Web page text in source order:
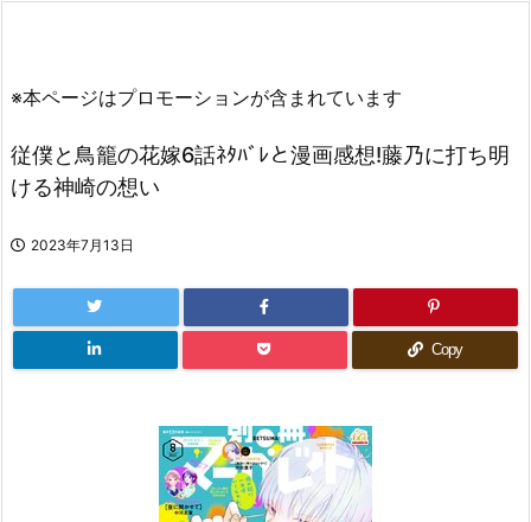
※本ページはプロモーションが含まれています
従僕と鳥籠の花嫁6話ﾈﾀﾊﾞﾚと漫画感想!藤乃に打ち明
ける神崎の想い
2023年7月13日
Copy